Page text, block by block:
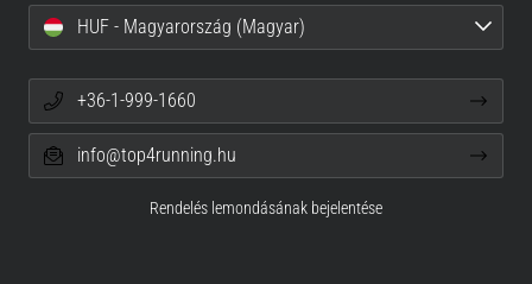
HUF - Magyarország (Magyar)
+36-1-999-1660
info@top4running.hu
Rendelés lemondásának bejelentése